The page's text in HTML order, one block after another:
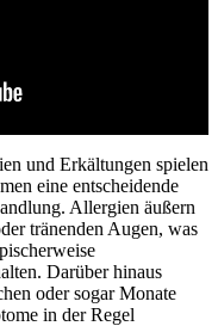
und Erkältungen spielen
eine entscheidende
Allergien äußern
tränenden Augen, was
Darüber hinaus
oder sogar Monate
in der Regel